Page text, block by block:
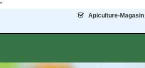
"
Apiculture-Magasin